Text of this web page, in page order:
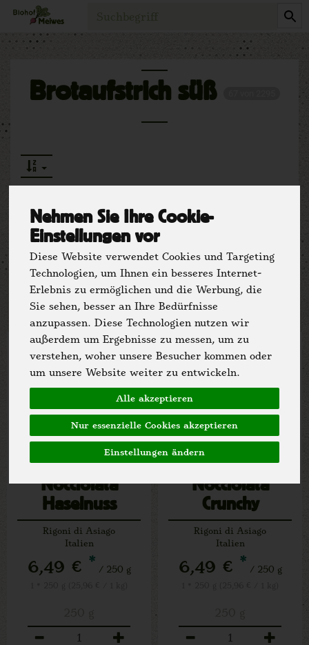
Nehmen Sie Ihre Cookie-
Einstellungen vor
Diese Website verwendet Cookies und Targeting
Technologien, um Ihnen ein besseres Internet-
Erlebnis zu ermöglichen und die Werbung, die
Sie sehen, besser an Ihre Bedürfnisse
anzupassen. Diese Technologien nutzen wir
außerdem um Ergebnisse zu messen, um zu
verstehen, woher unsere Besucher kommen oder
um unsere Website weiter zu entwickeln.
Alle akzeptieren
Nur essenzielle Cookies akzeptieren
Einstellungen ändern
Produkt
Brotaufstrich süß
Hersteller Ernährung
Allergene
Nocciolata
Haselnuss
Nougat
Aufstrich Bianca
Rigoni di Asiago
Italien
6,49 € * / 250 g
Nocciolata
Crunchy
Rigoni di Asiago
Italien
6,49 € * / 250 g